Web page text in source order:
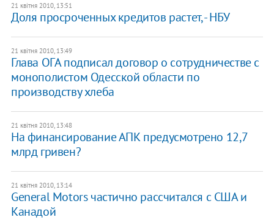
21 квітня 2010, 13:51
Доля просроченных кредитов растет, - НБУ
21 квітня 2010, 13:49
Глава ОГА подписал договор о сотрудничестве с
монополистом Одесской области по
производству хлеба
21 квітня 2010, 13:48
На финансирование АПК предусмотрено 12,7
млрд гривен?
21 квітня 2010, 13:14
General Motors частично рассчитался с США и
Канадой